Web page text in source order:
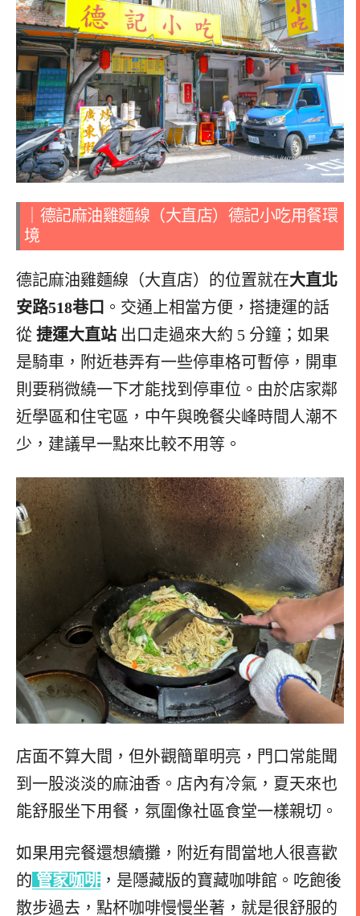
｜德記麻油雞麵線（大直店）德記小吃用餐環
境
德記麻油雞麵線（大直店）的位置就在大直北
安路518巷口 。 交通上相當方便，搭捷運的話
從 捷運大直站 出口走過來大約 5 分鐘；如果
是騎車，附近巷弄有一些停車格可暫停，開車
則要稍微繞一下才能找到停車位。由於店家鄰
近學區和住宅區，中午與晚餐尖峰時間人潮不
少，建議早一點來比較不用等。
店面不算大間，但外觀簡單明亮，門口常能聞
到一股淡淡的麻油香。店內有冷氣，夏天來也
能舒服坐下用餐，氛圍像社區食堂一樣親切。
如果用完餐還想續攤，附近有間當地人很喜歡
的 管家咖啡 ，是隱藏版的寶藏咖啡館。吃飽後
散步過去，點杯咖啡慢慢坐著，就是很舒服的